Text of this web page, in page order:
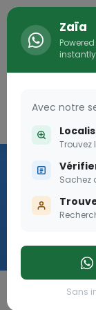
Zaïa
instantly
Avec notre
Trouvez
Sachez
Sans